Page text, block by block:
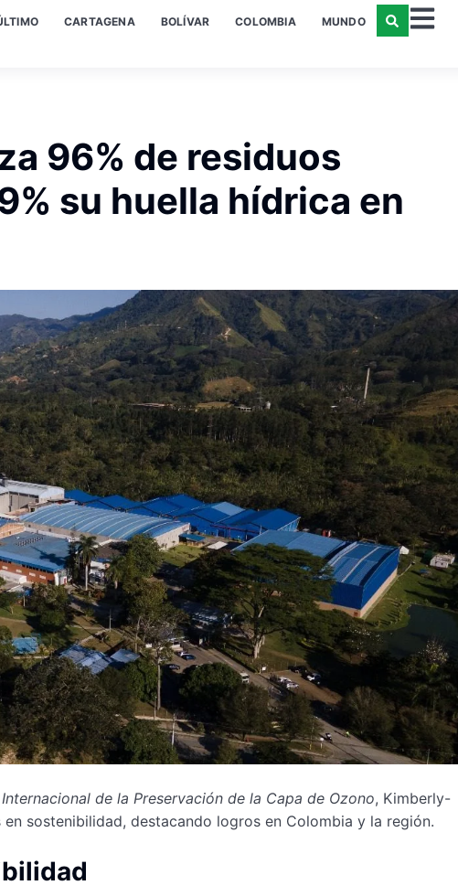
CARTAGENA BOLÍVAR COLOMBIA MUNDO
96% de residuos
su huella hídrica en
de la Preservación de la Capa de Ozono, Kimberly-
sostenibilidad, destacando logros en Colombia y la región.